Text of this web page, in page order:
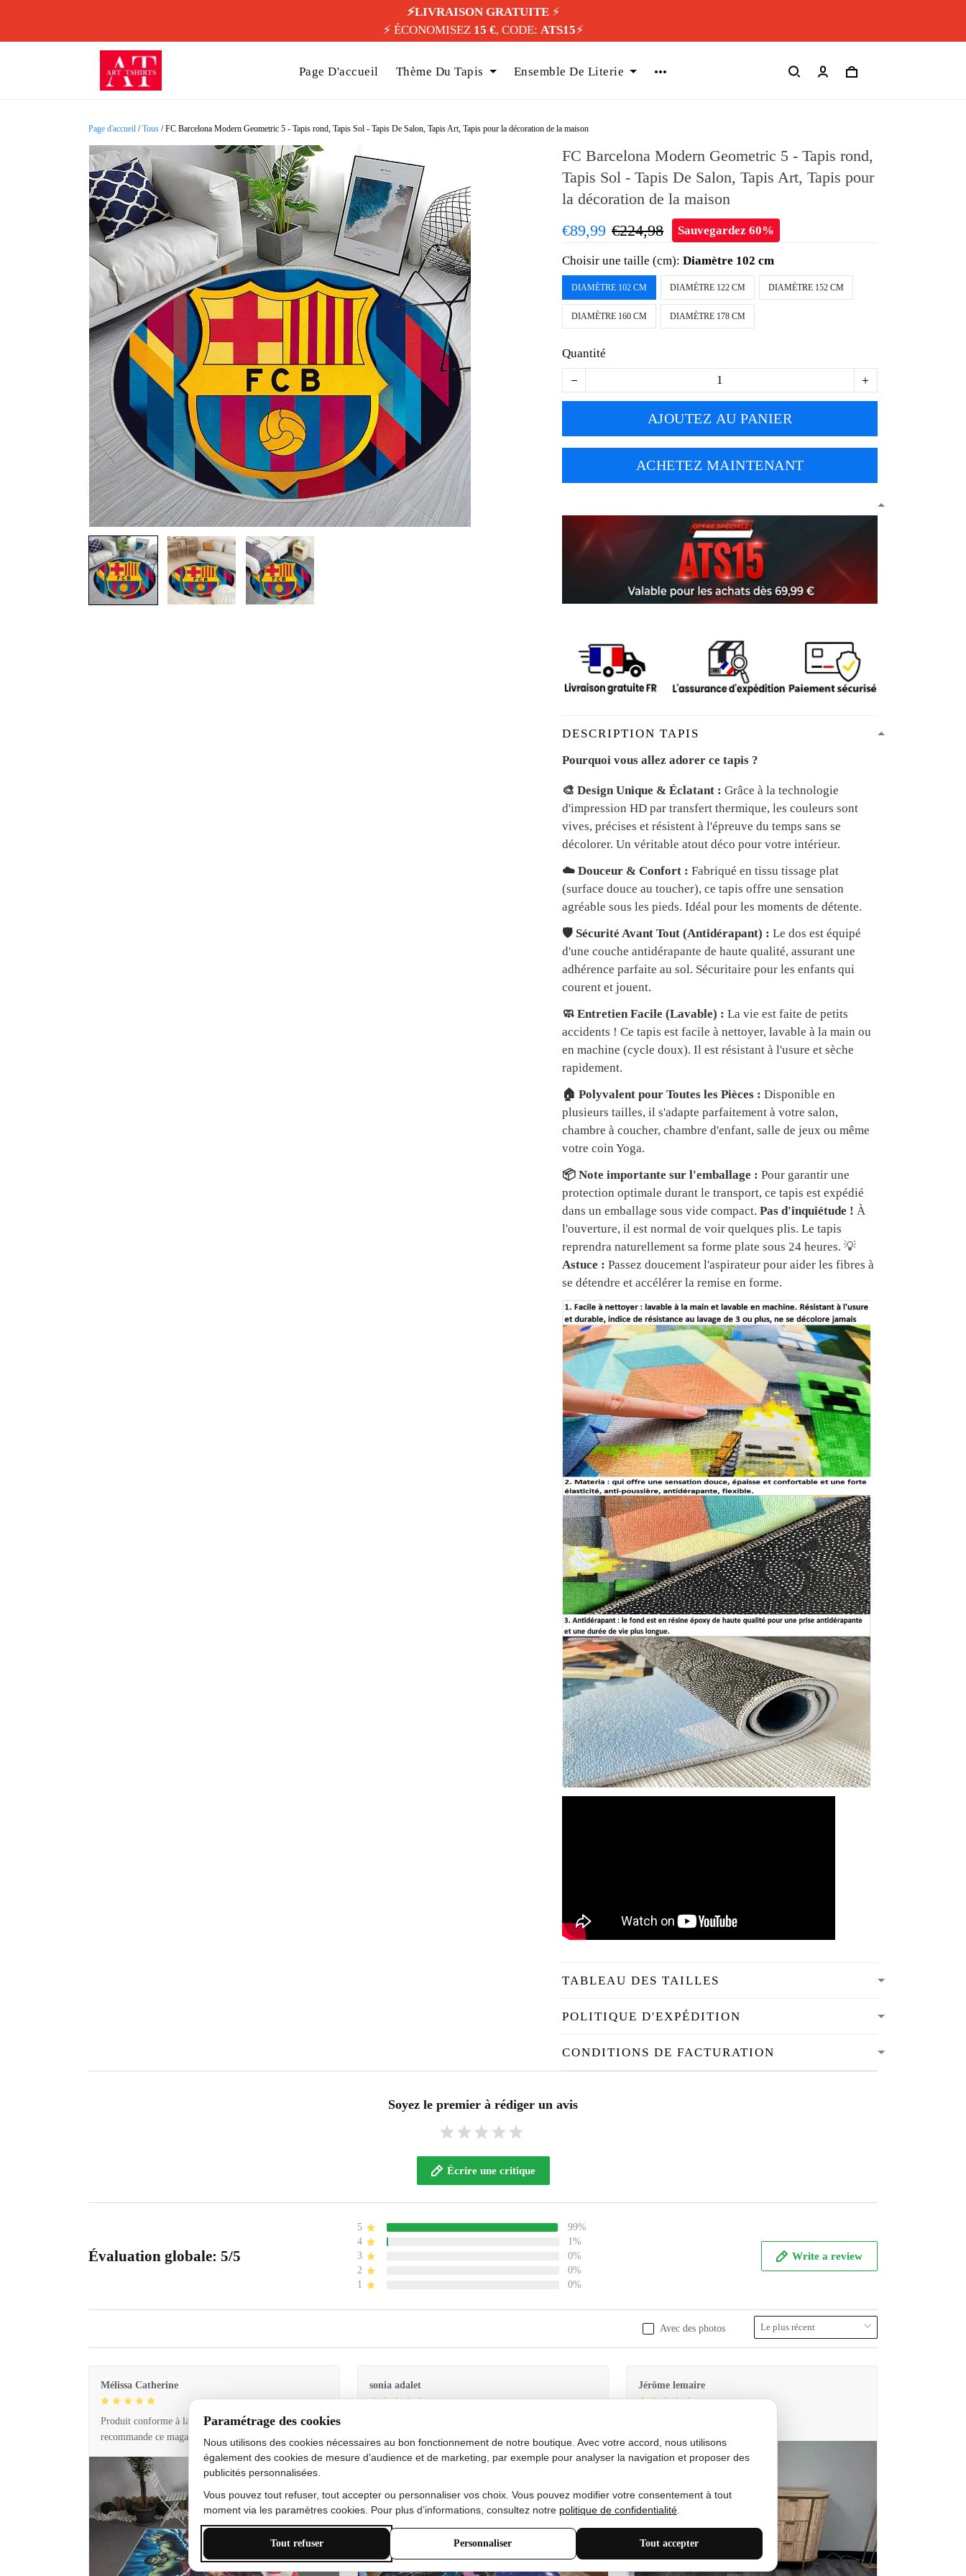
⚡️LIVRAISON GRATUITE⚡️
⚡️ ÉCONOMISEZ 15 €, CODE: ATS15⚡️
Page D'accueil Thème Du Tapis Ensemble De Literie
Page d'accueil /Tous /FC Barcelona Modern Geometric 5 - Tapis rond, Tapis Sol - Tapis De Salon, Tapis Art, Tapis pour la décoration de la maison
FC Barcelona Modern Geometric 5 - Tapis rond,
Tapis Sol - Tapis De Salon, Tapis Art, Tapis pour
la décoration de la maison
€89,99 €224,98 Sauvegardez 60%
Choisir une taille (cm):Diamètre 102 cm
DIAMÈTRE 102 CM DIAMÈTRE 122 CM DIAMÈTRE 152 CM
DIAMÈTRE 160 CM DIAMÈTRE 178 CM
Quantité
AJOUTEZ AU PANIER
ACHETEZ MAINTENANT
DESCRIPTION TAPIS
Pourquoi vous allez adorer ce tapis ?
🎨 Design Unique & Éclatant : Grâce à la technologie
d'impression HD par transfert thermique, les couleurs sont
vives, précises et résistent à l'épreuve du temps sans se
décolorer. Un véritable atout déco pour votre intérieur.
☁️ Douceur & Confort : Fabriqué en tissu tissage plat
(surface douce au toucher), ce tapis offre une sensation
agréable sous les pieds. Idéal pour les moments de détente.
🛡️ Sécurité Avant Tout (Antidérapant) : Le dos est équipé
d'une couche antidérapante de haute qualité, assurant une
adhérence parfaite au sol. Sécuritaire pour les enfants qui
courent et jouent.
🧼 Entretien Facile (Lavable) : La vie est faite de petits
accidents ! Ce tapis est facile à nettoyer, lavable à la main ou
en machine (cycle doux). Il est résistant à l'usure et sèche
rapidement.
🏠 Polyvalent pour Toutes les Pièces : Disponible en
plusieurs tailles, il s'adapte parfaitement à votre salon,
chambre à coucher, chambre d'enfant, salle de jeux ou même
votre coin Yoga.
📦 Note importante sur l'emballage : Pour garantir une
protection optimale durant le transport, ce tapis est expédié
dans un emballage sous vide compact.Pas d'inquiétude ! À
l'ouverture, il est normal de voir quelques plis. Le tapis
reprendra naturellement sa forme plate sous 24 heures. 💡
Astuce : Passez doucement l'aspirateur pour aider les fibres à
se détendre et accélérer la remise en forme.
TABLEAU DES TAILLES
POLITIQUE D'EXPÉDITION
CONDITIONS DE FACTURATION
Soyez le premier à rédiger un avis
Écrire une critique
Évaluation globale: 5/5
5
99%
4
1%
3
0%
2
0%
1
0%
Write a review
Avec des photos
Mélissa Catherine
Produit conforme à la description et livraison rapide. Je
recommande ce magasin !
sonia adalet
bon état doux
Jérôme lemaire
Paramétrage des cookies
Nous utilisons des cookies nécessaires au bon fonctionnement de notre boutique. Avec votre accord, nous utilisons
également des cookies de mesure d’audience et de marketing, par exemple pour analyser la navigation et proposer des
publicités personnalisées.
Vous pouvez tout refuser, tout accepter ou personnaliser vos choix. Vous pouvez modifier votre consentement à tout
moment via les paramètres cookies. Pour plus d’informations, consultez notre politique de confidentialité
Tout refuser Personnaliser Tout accepter